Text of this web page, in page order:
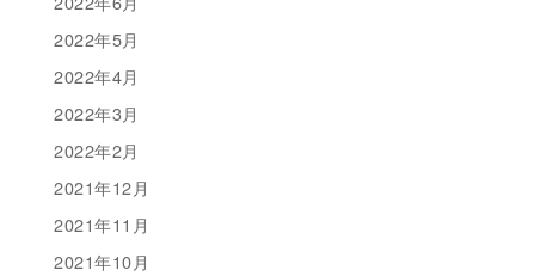
2022年5月
2022年4月
2022年3月
2022年2月
2021年12月
2021年11月
2021年10月